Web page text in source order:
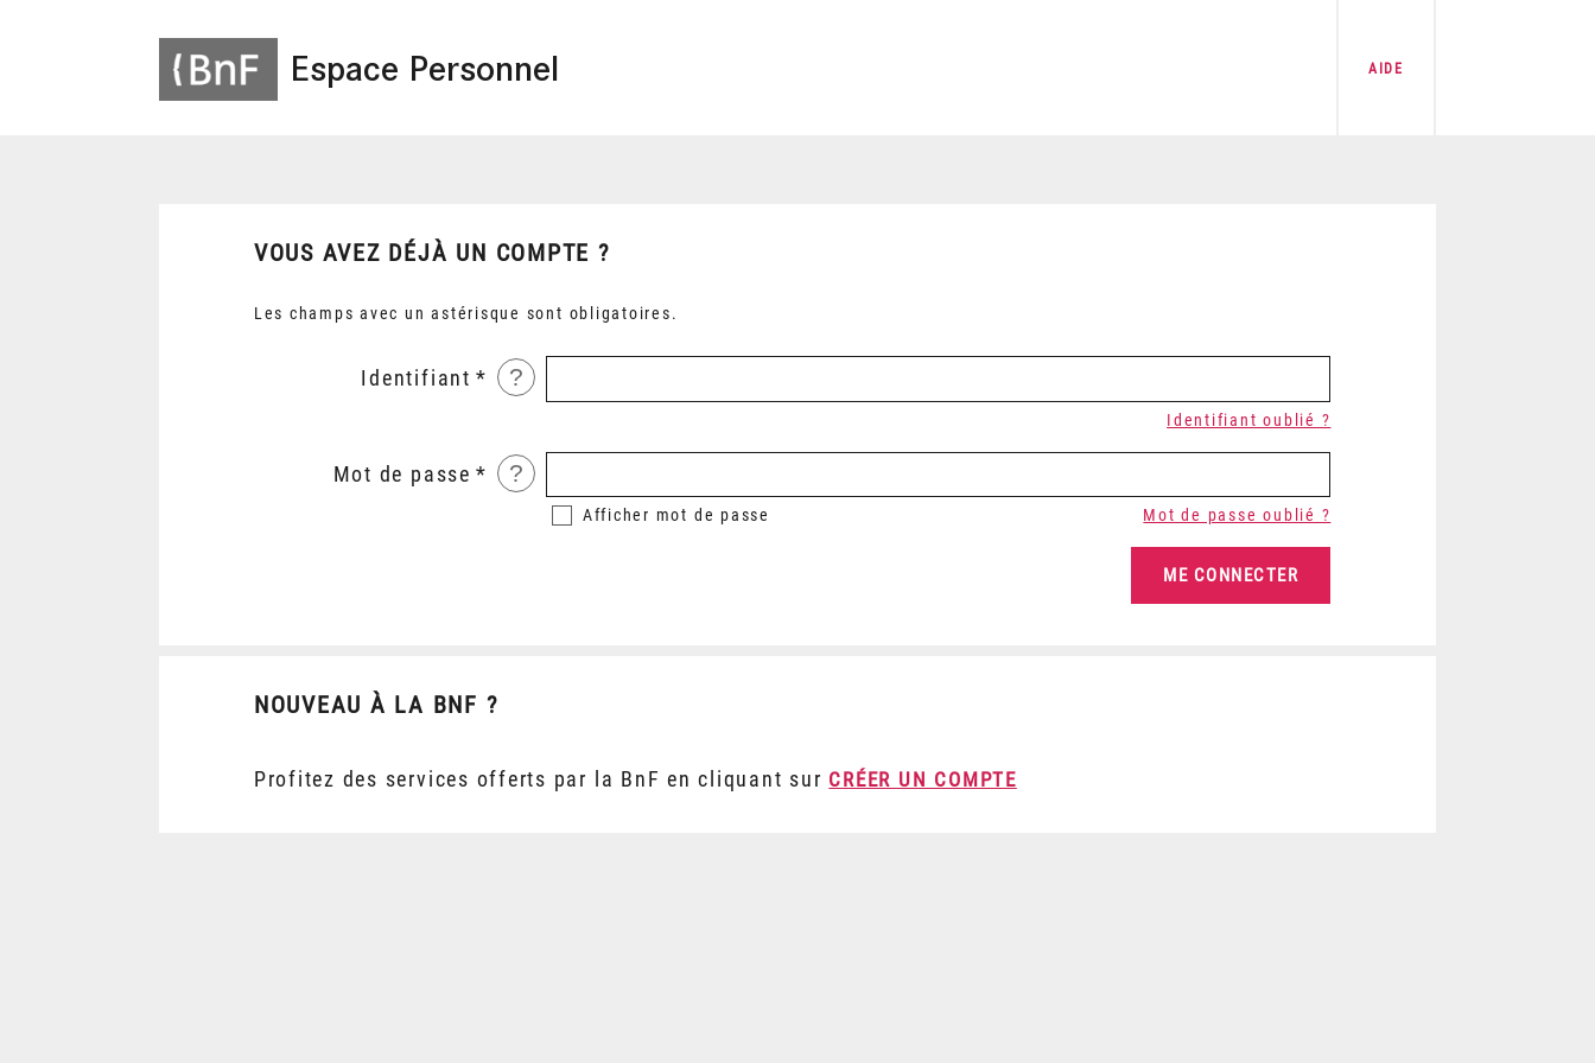
Espace Personnel AIDE
VOUS AVEZ DÉJÀ UN COMPTE ?
Les champs avec un astérisque sont obligatoires.
Identifiant ?
Identifiant oublié ?
Mot de passe ?
Afficher mot de passe Mot de passe oublié ?
NOUVEAU À LA BNF ?
Profitez des services offerts par la BnF en cliquant sur CRÉER UN COMPTE